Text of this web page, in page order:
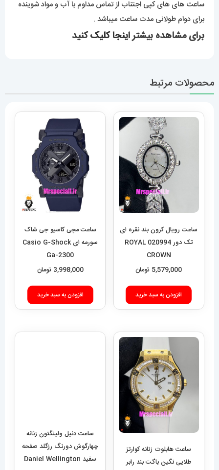
ساعت های های کپی اجتناب از تماس مداوم با آب و مواد شوینده
برای دوام طولانی مدت ساعت میباشد .
برای مشاهده بیشتراینجا کلیککنید
محصولات مرتبط
ساعت رویال کرون بند نقره ای
تک دور 020994 ROYAL
CROWN
5,579,000 تومان
افزودن به سبد خرید
ساعت مچی کاسیو جی شاک
سورمه ای Casio G-Shock
Ga-2300
3,998,000 تومان
افزودن به سبد خرید
ساعت هابلوت زنانه کوارتز
طلایی نگین باگت بند رابر
ساعت دنیل ولینگتون زنانه
چهارگوش دورنگ رزگلد صفحه
سفید Daniel Wellington